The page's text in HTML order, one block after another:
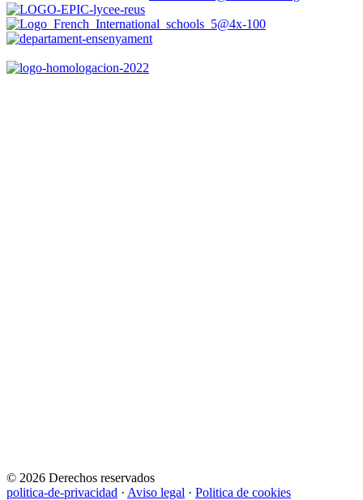
© 2026 Derechos reservados
politica-de-privacidad · Aviso legal · Politica de cookies